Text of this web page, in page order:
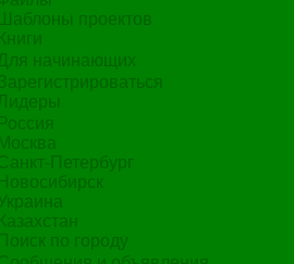
Файлы
Шаблоны проектов
Книги
Для начинающих
Зарегистрироваться
Лидеры
Россия
Москва
Санкт-Петербург
Новосибирск
Украина
Казахстан
Поиск по городу